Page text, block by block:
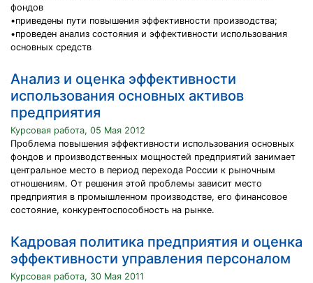
фондов
•приведены пути повышения эффективности производства;
•проведен анализ состояния и эффективности использования
основных средств
Анализ и оценка эффективности
использования основных активов
предприятия
Курсовая работа, 05 Мая 2012
Проблема повышения эффективности использования основных
фондов и производственных мощностей предприятий занимает
центральное место в период перехода России к рыночным
отношениям. От решения этой проблемы зависит место
предприятия в промышленном производстве, его финансовое
состояние, конкурентоспособность на рынке.
Кадровая политика предприятия и оценка
эффективности управления персоналом
Курсовая работа, 30 Мая 2011